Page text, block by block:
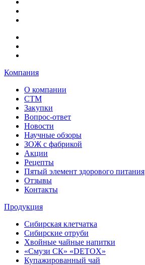
Компания
О компании
СТМ
Закупки
Вопрос-ответ
Новости
Научные обзоры
ЗОЖ с фабрикой
Акции
Рецепты
Пятый элемент здорового питания
Отзывы
Контакты
Продукция
Сибирская клетчатка
Сибирские отруби
Хвойные чайные напитки
«Смузи СК» «DETOX»
Купажированный чай